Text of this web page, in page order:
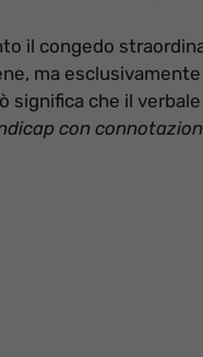
il congedo
ma
significa che il
con